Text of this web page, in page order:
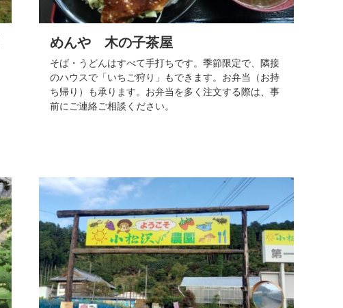
めんや 木の子茶屋
そば・うどんはすべて手打ちです。季節限定で、隣接
のハウスで「いちご狩り」もできます。お弁当（お持
ち帰り）も承ります。お弁当を多く注文する際は、事
前にご連絡ご相談ください。